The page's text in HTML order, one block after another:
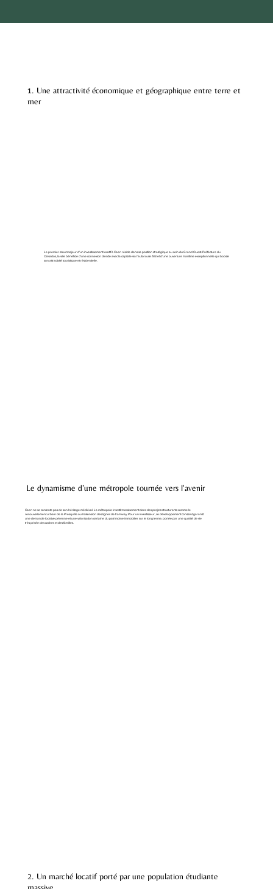
1. Une attractivité économique et géographique entre terre et
mer
Le premier atout majeur d'un investissement locatif à Caen réside dans sa position stratégique au sein du Grand Ouest. Préfecture du
Calvados, la ville bénéficie d'une connexion directe avec la capitale via l’autoroute A13 et d'une ouverture maritime exceptionnelle qui booste
son attractivité touristique et résidentielle.
Le dynamisme d’une métropole tournée vers l'avenir
Caen ne se contente pas de son héritage médiéval. La métropole investit massivement dans des projets structurants comme le
renouvellement urbain de la Presqu'île ou l'extension des lignes de tramway. Pour un investisseur, ce développement constant garantit
une demande locative pérenne et une valorisation certaine du patrimoine immobilier sur le long terme, portée par une qualité de vie
très prisée des cadres et des familles.
2. Un marché locatif porté par une population étudiante
massive